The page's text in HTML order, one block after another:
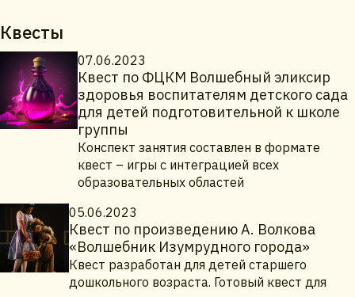
Квесты
07.06.2023
Квест по ФЦКМ Волшебный эликсир
здоровья воспитателям детского сада
для детей подготовительной к школе
группы
Конспект занятия составлен в формате
квест – игры с интеграцией всех
образовательных областей
05.06.2023
Квест по произведению А. Волкова
«Волшебник Изумрудного города»
Квест разработан для детей старшего
дошкольного возраста. Готовый квест для